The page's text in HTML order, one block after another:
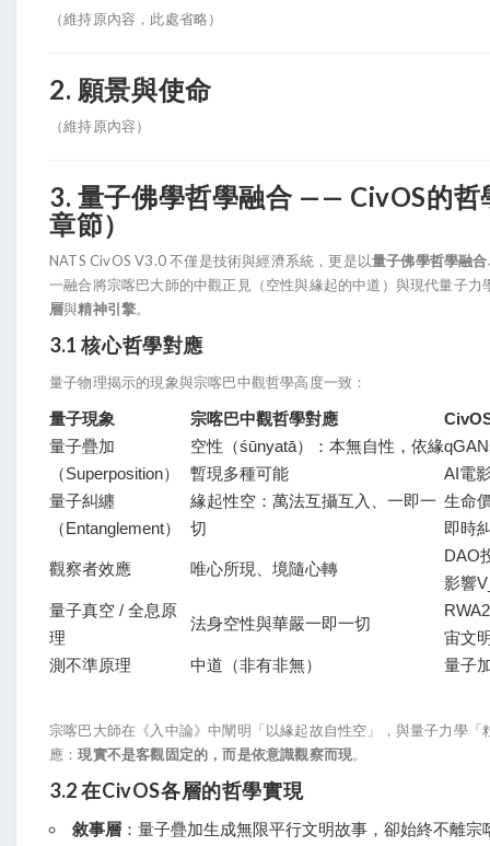
（維持原內容，此處省略）
2. 願景與使命
（維持原內容）
3. 量子佛學哲學融合 —— CivOS的
章節）
NATS CivOS V3.0 不僅是技術與經濟系統，更是以量子佛學哲學融合
一融合將宗喀巴大師的中觀正見（空性與緣起的中道）與現代量子力
層與精神引擎。
3.1 核心哲學對應
量子物理揭示的現象與宗喀巴中觀哲學高度一致：
量子現象 宗喀巴中觀哲學對應
量子疊加
（Superposition）
空性（śūnyatā）：本無自性，依緣
暫現多種可能
AI電
量子糾纏
（Entanglement）
緣起性空：萬法互攝互入、一即一
切
生命
即時
觀察者效應 唯心所現、境隨心轉
DAO
影響
量子真空 / 全息原
理
法身空性與華嚴一即一切
宙文
測不準原理
中道（非有非無） 量子
宗喀巴大師在《入中論》中闡明「以緣起故自性空」，與量子力學「
應：現實不是客觀固定的，而是依意識觀察而現。
3.2 在CivOS各層的哲學實現
敘事層 ：量子疊加生成無限平行文明故事，卻始終不離